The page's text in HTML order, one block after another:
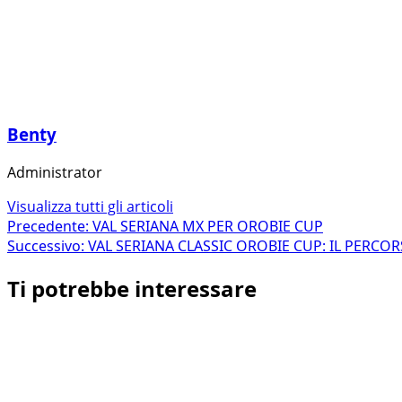
Benty
Administrator
Visualizza tutti gli articoli
Navigazione
articolo
Precedente: VAL SERIANA MX PER OROBIE CUP
Successivo: VAL SERIANA CLASSIC OROBIE CUP: IL
Ti potrebbe interessare